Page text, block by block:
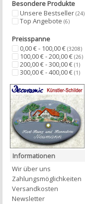
Besondere Produkte
Unsere Bestseller (24)
Top Angebote (6)
Preisspanne
0,00 € - 100,00 € (3208)
100,00 € - 200,00 € (26)
200,00 € - 300,00 € (1)
300,00 € - 400,00 € (1)
Informationen
Wir über uns
Zahlungsmöglichkeiten
Versandkosten
Newsletter